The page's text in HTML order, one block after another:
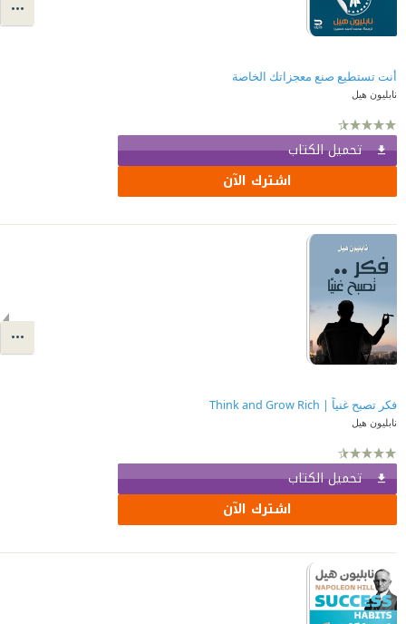
أنت تستطيع صنع معجزاتك الخاصة
نابليون هيل
تحميل الكتاب
اشترك الآن
فكر تصبح غنياً | Think and Grow Rich
نابليون هيل
تحميل الكتاب
اشترك الآن